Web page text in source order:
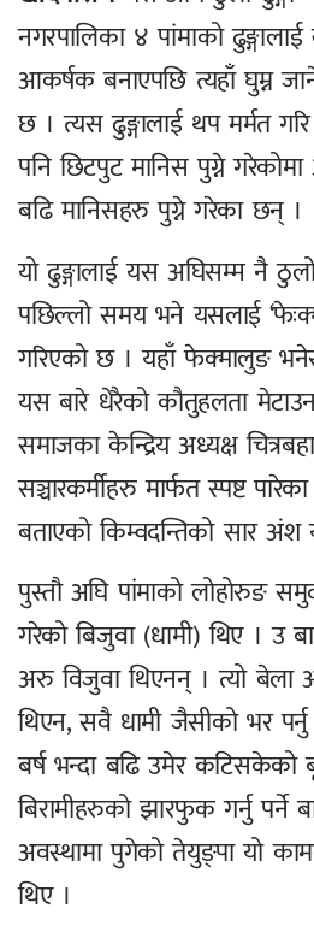
नगरपालिका ४ पांमाको
आकर्षक बनाएपछि त्यहाँ घुम्न
छ । त्यस ढुङ्गालाई थप मर्मत
पनि छिटपुट मानिस पुग्ने
बढि मानिसहरु पुग्ने गरेका छन् ।
यो ढुङ्गालाई यस अघिसम्म नै
पछिल्लो समय भने यसलाई
गरिएको छ । यहाँ फेक्मालुङ
यस बारे धेरैको कौतुहलता
समाजका केन्द्रिय अध्यक्ष
सञ्चारकर्मीहरु मार्फत स्पष्ट
बताएको किम्वदन्तिको सार अंश
पुस्तौ‌ अघि पांमाको लोहोरुङ
गरेको बिजुवा (धामी) थिए । उ
अरु विजुवा थिएनन् । त्यो बेला
थिएन, सवै धामी जैसीको भर
बर्ष भन्दा बढि उमेर कटिसकेको
बिरामीहरुको झारफुक गर्नु पर्ने
अवस्थामा पुगेको तेयुङ्पा यो
थिए ।